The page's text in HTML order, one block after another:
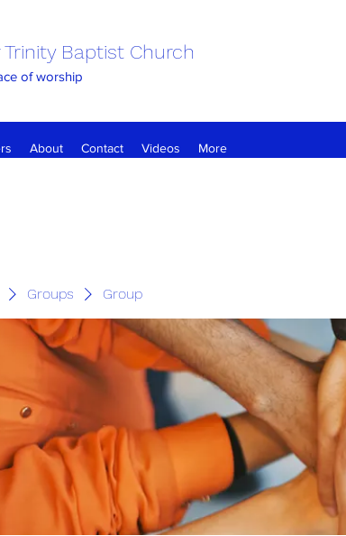
Trinity Baptist Church
of worship
About Contact Videos More
Groups Group